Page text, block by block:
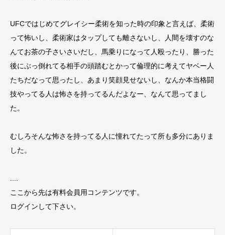
UFCではじめてグレイシー柔術を知った時の印象と言えば、柔術
って怖いし、柔術家はタップしても離さないし、人間を壊すのな
んてお茶の子さいさいだし、馬乗りになって人殴ったり、勝った
後にぶっ倒れてる相手の頭踏むとかって倫理的に考えてヤベー人
たちだなって思ったし、あまり笑顔見せないし、なんか本当格闘
技やってる人は怖さを持ってるんだよなー、なんて思ってまし
た。
むしろそんな怖さを持ってる人に憧れてたって所も多分にありま
した。
ここから先は有料会員用コンテンツです。
ログインして下さい。